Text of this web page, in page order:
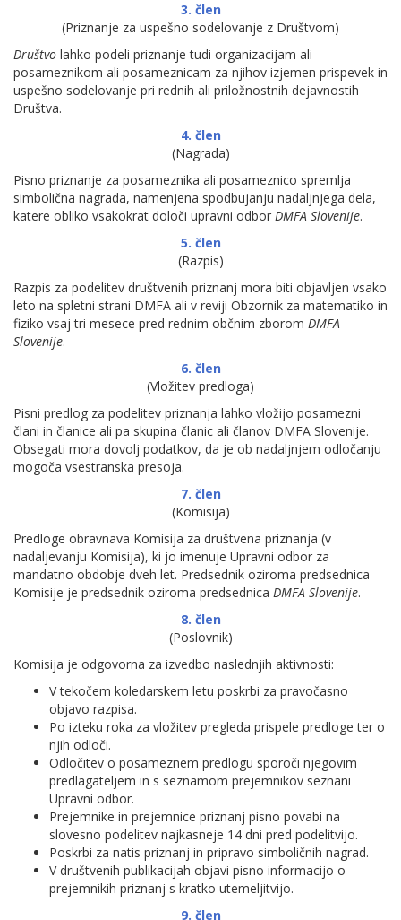
3. člen
(Priznanje za uspešno sodelovanje z Društvom)
Društvo lahko podeli priznanje tudi organizacijam ali
posameznikom ali posameznicam za njihov izjemen prispevek in
uspešno sodelovanje pri rednih ali priložnostnih dejavnostih
Društva.
4. člen
(Nagrada)
Pisno priznanje za posameznika ali posameznico spremlja
simbolična nagrada, namenjena spodbujanju nadaljnjega dela,
katere obliko vsakokrat določi upravni odbor DMFA Slovenije.
5. člen
(Razpis)
Razpis za podelitev društvenih priznanj mora biti objavljen vsako
leto na spletni strani DMFA ali v reviji Obzornik za matematiko in
fiziko vsaj tri mesece pred rednim občnim zborom DMFA
Slovenije.
6. člen
(Vložitev predloga)
Pisni predlog za podelitev priznanja lahko vložijo posamezni
člani in članice ali pa skupina članic ali članov DMFA Slovenije.
Obsegati mora dovolj podatkov, da je ob nadaljnjem odločanju
mogoča vsestranska presoja.
7. člen
(Komisija)
Predloge obravnava Komisija za društvena priznanja (v
nadaljevanju Komisija), ki jo imenuje Upravni odbor za
mandatno obdobje dveh let. Predsednik oziroma predsednica
Komisije je predsednik oziroma predsednica DMFA Slovenije.
8. člen
(Poslovnik)
Komisija je odgovorna za izvedbo naslednjih aktivnosti:
V tekočem koledarskem letu poskrbi za pravočasno
objavo razpisa.
Po izteku roka za vložitev pregleda prispele predloge ter o
njih odloči.
Odločitev o posameznem predlogu sporoči njegovim
predlagateljem in s seznamom prejemnikov seznani
Upravni odbor.
Prejemnike in prejemnice priznanj pisno povabi na
slovesno podelitev najkasneje 14 dni pred podelitvijo.
Poskrbi za natis priznanj in pripravo simboličnih nagrad.
V društvenih publikacijah objavi pisno informacijo o
prejemnikih priznanj s kratko utemeljitvijo.
9. člen